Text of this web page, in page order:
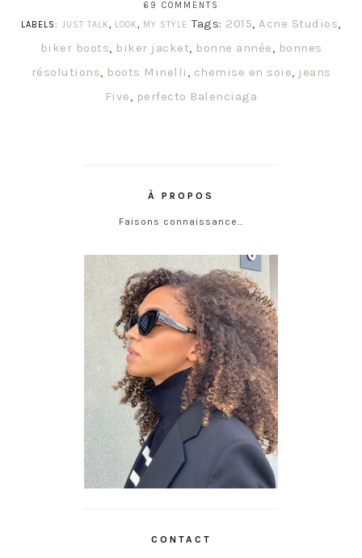
69 COMMENTS
LABELS:JUST TALK, LOOK, MY STYLE Tags: 2015,Acne Studios,
biker boots, biker jacket, bonne année, bonnes
résolutions, boots Minelli , chemise en soie, jeans
Five, perfecto Balenciaga
À PROPOS
Faisons connaissance…
CONTACT